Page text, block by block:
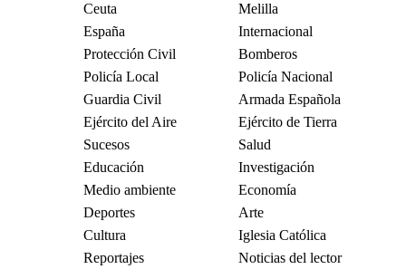
Ceuta
Melilla
España
Internacional
Protección Civil
Bomberos
Policía Local
Policía Nacional
Guardia Civil
Armada Española
Ejército del Aire
Ejército de Tierra
Sucesos
Salud
Educación
Investigación
Medio ambiente
Economía
Deportes
Arte
Cultura
Iglesia Católica
Reportajes
Noticias del lector